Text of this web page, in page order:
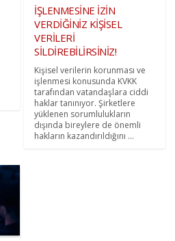
İŞLENMESİNE İZİN
VERDİĞİNİZ KİŞİSEL
VERİLERİ
SİLDİREBİLİRSİNİZ!
Kişisel verilerin korunması ve
işlenmesi konusunda KVKK
tarafından vatandaşlara ciddi
haklar tanınıyor. Şirketlere
yüklenen sorumlulukların
dışında bireylere de önemli
hakların kazandırıldığını ...